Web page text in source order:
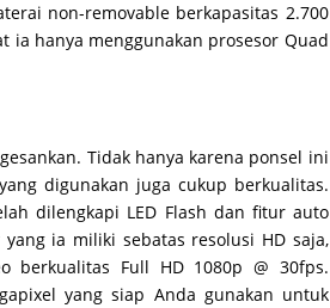
non-removable berkapasitas 2.700
ia hanya menggunakan prosesor Quad
Tidak hanya karena ponsel ini
digunakan juga cukup berkualitas.
dilengkapi LED Flash dan fitur auto
ia miliki sebatas resolusi HD saja,
berkualitas Full HD 1080p @ 30fps.
yang siap Anda gunakan untuk